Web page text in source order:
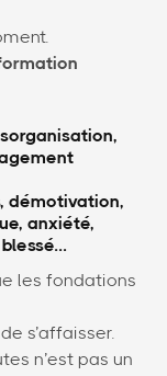
démotivation,
anxiété,
les fondations
s’affaisser.
n’est pas un